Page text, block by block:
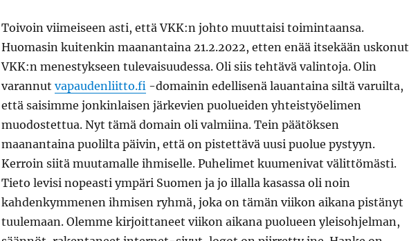
Toivoin viimeiseen asti, että VKK:n johto muuttaisi toimintaansa.
Huomasin kuitenkin maanantaina 21.2.2022, etten enää itsekään uskonut
VKK:n menestykseen tulevaisuudessa. Oli siis tehtävä valintoja. Olin
varannut vapaudenliitto.fi-domainin edellisenä lauantaina siltä varuilta,
että saisimme jonkinlaisen järkevien puolueiden yhteistyöelimen
muodostettua. Nyt tämä domain oli valmiina. Tein päätöksen
maanantaina puolilta päivin, että on pistettävä uusi puolue pystyyn.
Kerroin siitä muutamalle ihmiselle. Puhelimet kuumenivat välittömästi.
Tieto levisi nopeasti ympäri Suomen ja jo illalla kasassa oli noin
kahdenkymmenen ihmisen ryhmä, joka on tämän viikon aikana pistänyt
tuulemaan. Olemme kirjoittaneet viikon aikana puolueen yleisohjelman,